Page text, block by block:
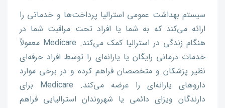
سیستم بهداشت عمومی استرالیا پرداخت‌ها و خدماتی را
ارائه می‌کند که به شما یا افراد تحت مراقبت شما در
هنگام زندگی در استرالیا کمک می‌کند. Medicare معمولاً
خدمات درمانی رایگان یا یارانه‌ای را توسط افراد حرفه‌ای
نظیر پزشکان و متخصصان فراهم کرده و در برخی موارد
داروهای یارانه‌ای را عرضه می‌کند. Medicare برای
دارندگان ویزای دائمی یا شهروندان استرالیایی فراهم